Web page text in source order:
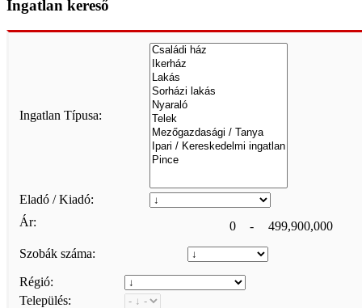
Ingatlan kereső
Ingatlan Típusa:
Eladó / Kiadó:
Ár:
0 -
499,900,000
Szobák száma:
Régió:
Település: